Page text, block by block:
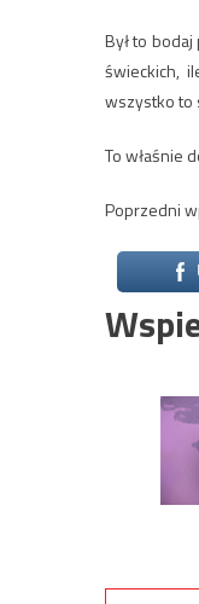
Był to
świeckich,
wszystko to
To właśnie
Poprzedni